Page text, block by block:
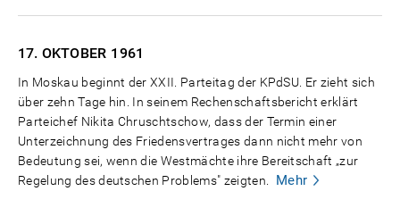
17. OKTOBER 1961
In Moskau beginnt der XXII. Parteitag der KPdSU. Er zieht sich
über zehn Tage hin. In seinem Rechenschaftsbericht erklärt
Parteichef Nikita Chruschtschow, dass der Termin einer
Unterzeichnung des Friedensvertrages dann nicht mehr von
Bedeutung sei, wenn die Westmächte ihre Bereitschaft „zur
Regelung des deutschen Problems" zeigten.
Mehr